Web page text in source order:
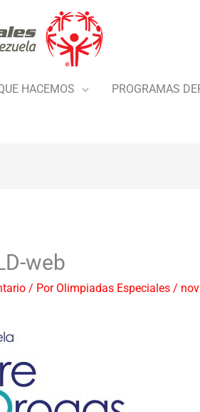
HACEMOS PROGRAMAS
web
/ Por Olimpiadas Especiales /